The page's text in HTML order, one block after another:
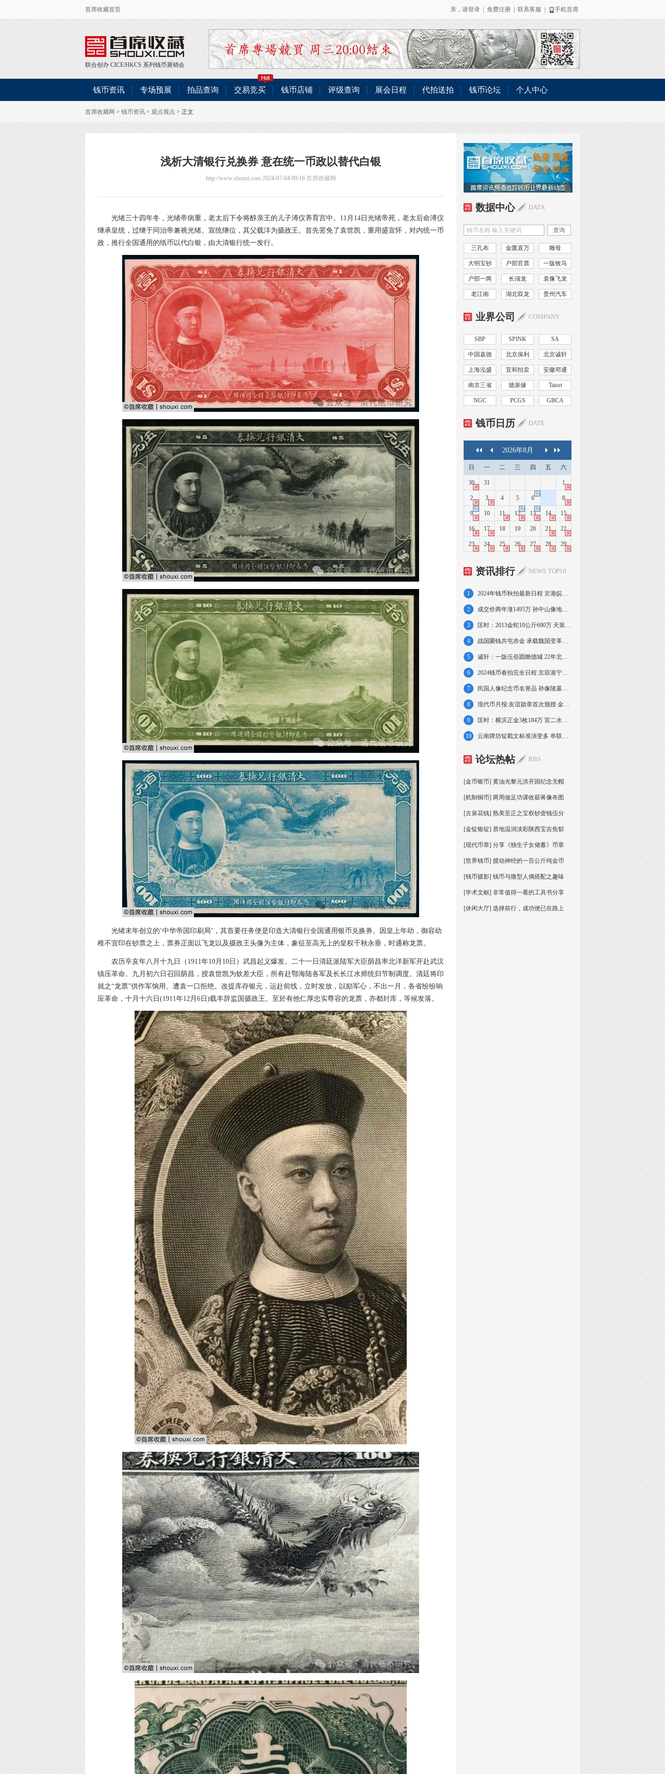
首席收藏首页 亲，请登录 免费注册 联系客服 手机首席
联合创办 CICE/HKCS 系列钱币展销会
钱币资讯 专场预展 拍品查询 交易竞买 钱币店铺 评级查询 展会日程 代拍送拍 钱币论坛 个人中心
首席收藏网 > 钱币资讯 > 观点视点 > 正文
浅析大清银行兑换券 意在统一币政以替代白银
http://www.shouxi.com 2024-07-04 09:16 首席收藏网
光绪三十四年冬，光绪帝病重，老太后下令将醇亲王的儿子溥仪养育宫中。11月14日光绪帝死，老太后命溥仪
继承皇统，过继于同治帝兼祧光绪。宣统继位，其父载沣为摄政王。首先罢免了袁世凯，重用盛宣怀，对内统一币
政，推行全国通用的纸币以代白银，由大清银行统一发行。
光绪末年创立的‘中华帝国印刷局’，其首要任务便是印造大清银行全国通用银币兑换券。因皇上年幼，御容幼
稚不宜印在钞票之上，票券正面以飞龙以及摄政王头像为主体，象征至高无上的皇权千秋永垂，时通称龙票。
农历辛亥年八月十九日（1911年10月10日）武昌起义爆发。二十一日清廷派陆军大臣荫昌率北洋新军开赴武汉
镇压革命。九月初六日召回荫昌，授袁世凯为钦差大臣，所有赴鄂海陆各军及长长江水师统归节制调度。清廷将印
就之“龙票”供作军饷用。遭袁一口拒绝。改提库存银元，运赴前线，立时发放，以励军心，不出一月，各省纷纷响
应革命，十月十六日(1911年12月6日)载丰辞监国摄政王。至於有他仁厚忠实尊容的龙票，亦都封库，等候发落。
数据中心 DATA
查询
三孔布 金匮直万 雕母
大明宝钞 户部官票 一版牧马
户部一两 长须龙 袁像飞龙
老江南 湖北双龙 贵州汽车
业界公司 COMPANY
SBP SPINK SA
中国嘉德 北京保利 北京诚轩
上海泓盛 宜和拍卖 安徽邓通
南京三省 德泉缘 Taisei
NGC PCGS GBCA
钱币日历 DATE
2026年8月
日 一 二 三 四 五 六
30
展
31 1
展
2
展
3
展
4 5 6
拍
7 8
展
9
拍
展
10 11
展
12
拍
展
13
拍
展
14
展
15
展
16
展
17
展
18 19 20 21
展
22
展
23
展
24
展
25
展
26
展
27
展
28
展
29
展
资讯排行 NEWS TOP10
1 2024年钱币秋拍最新日程 京港皖苏沪粤连台
2 成交价两年涨1495万 孙中山像地球壹圆赏析
3 匡时：2013金蛇10公斤690万 天策府宝42万
4 战国圜钱共屯赤金 承载魏国变革钱文信息罕见
5 诚轩：一版伍佰圆瞻德城 22年北洋机器局壹圆
6 2024钱币春拍完全日程 京琼港宁皖好戏连台
7 民国人像纪念币名誉品 孙像陵墓壹圆银币赏析
8 现代币月报:友谊勋章首次颁授 金价跌幅明显
9 匡时：横滨正金3枚184万 宣二水龙伍角82万
10 云南牌坊锭戳文标准演变多 串联周边多国贸易
论坛热帖 BBS
[金币银币] 黄油光黎元洪开国纪念无帽
[机制铜币] 两周做足功课收获蒋像布图
[古泉花钱] 熟美至正之宝权钞壹钱伍分
[金锭银锭] 质地温润淡彩陕西宝吉焦郁
[现代币章] 分享《独生子女储蓄》币章
[世界钱币] 搅动神经的一百公斤纯金币
[钱币摄影] 钱币与微型人偶搭配之趣味
[学术文献] 非常值得一看的工具书分享
[休闲大厅] 选择前行，成功便已在路上